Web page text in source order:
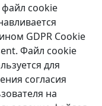
файл cookie
GDPR Cookie
Файл cookie
для
согласия
на